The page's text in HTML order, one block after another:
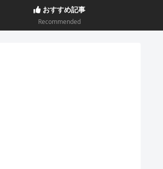
おすすめ記事
Recommended